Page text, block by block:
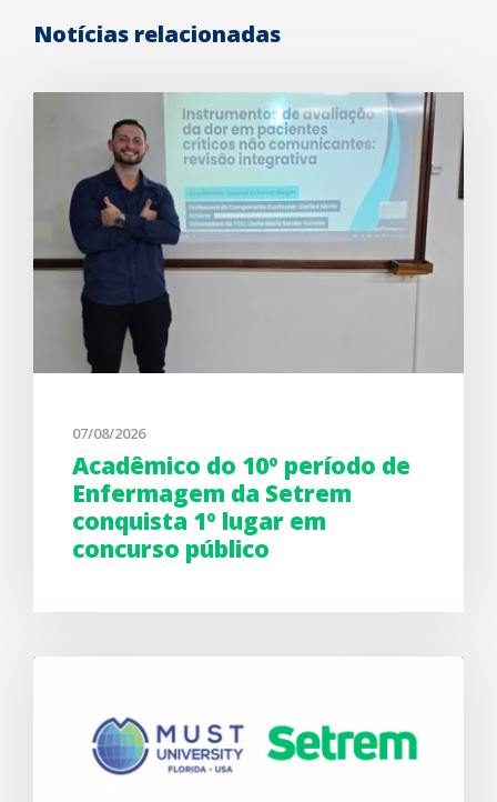
Notícias relacionadas
07/08/2026
Acadêmico do 10º período de
Enfermagem da Setrem
conquista 1º lugar em
concurso público